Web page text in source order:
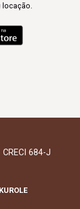
684-J
KUROLE